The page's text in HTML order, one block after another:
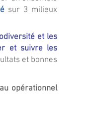
sur 3 milieux
et les
et suivre les
et bonnes
opérationnel